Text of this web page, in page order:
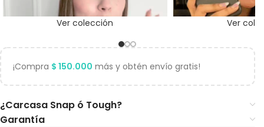
Ver colección Ver
¡Compra $ 150.000 más y obtén envío gratis!
¿Carcasa Snap ó Tough?
Garantía